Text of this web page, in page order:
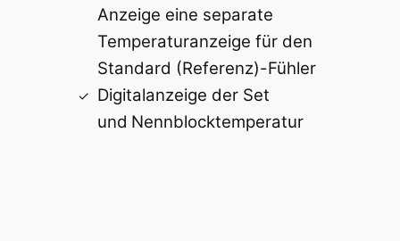
Anzeige eine separate
Temperaturanzeige für den
Standard (Referenz)-Fühler
Digitalanzeige der Set
und Nennblocktemperatur